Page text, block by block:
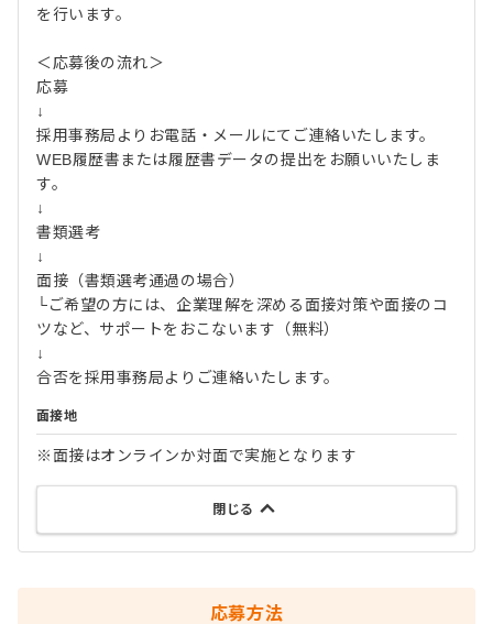
を行います。
＜応募後の流れ＞
応募
↓
採用事務局よりお電話・メールにてご連絡いたします。
WEB履歴書または履歴書データの提出をお願いいたしま
す。
↓
書類選考
↓
面接（書類選考通過の場合）
└ご希望の方には、企業理解を深める面接対策や面接のコ
ツなど、サポートをおこないます（無料）
↓
合否を採用事務局よりご連絡いたします。
面接地
※面接はオンラインか対面で実施となります
閉じる
応募方法